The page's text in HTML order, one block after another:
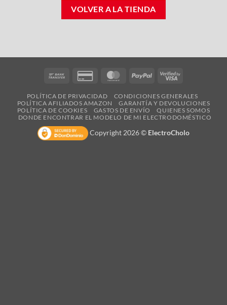
VOLVER A LA TIENDA
Bank
Credit
2
MasterCardPayPal
Visa
POLÍTICA DE PRIVACIDAD
CONDICIONES GENERALES
POLÍTICA AFILIADOS AMAZON
GARANTÍA Y DEVOLUCIONES
POLÍTICA DE COOKIES
GASTOS DE ENVÍO
QUIENES SOMOS
DONDE ENCONTRAR EL MODELO DE MI ELECTRODOMÉSTICO
Copyright 2026 © ElectroCholo